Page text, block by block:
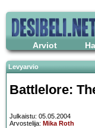
Arviot
Levyarvio
Battlelore:
Julkaistu: 05.05.2004
Arvostelija: Mika Roth